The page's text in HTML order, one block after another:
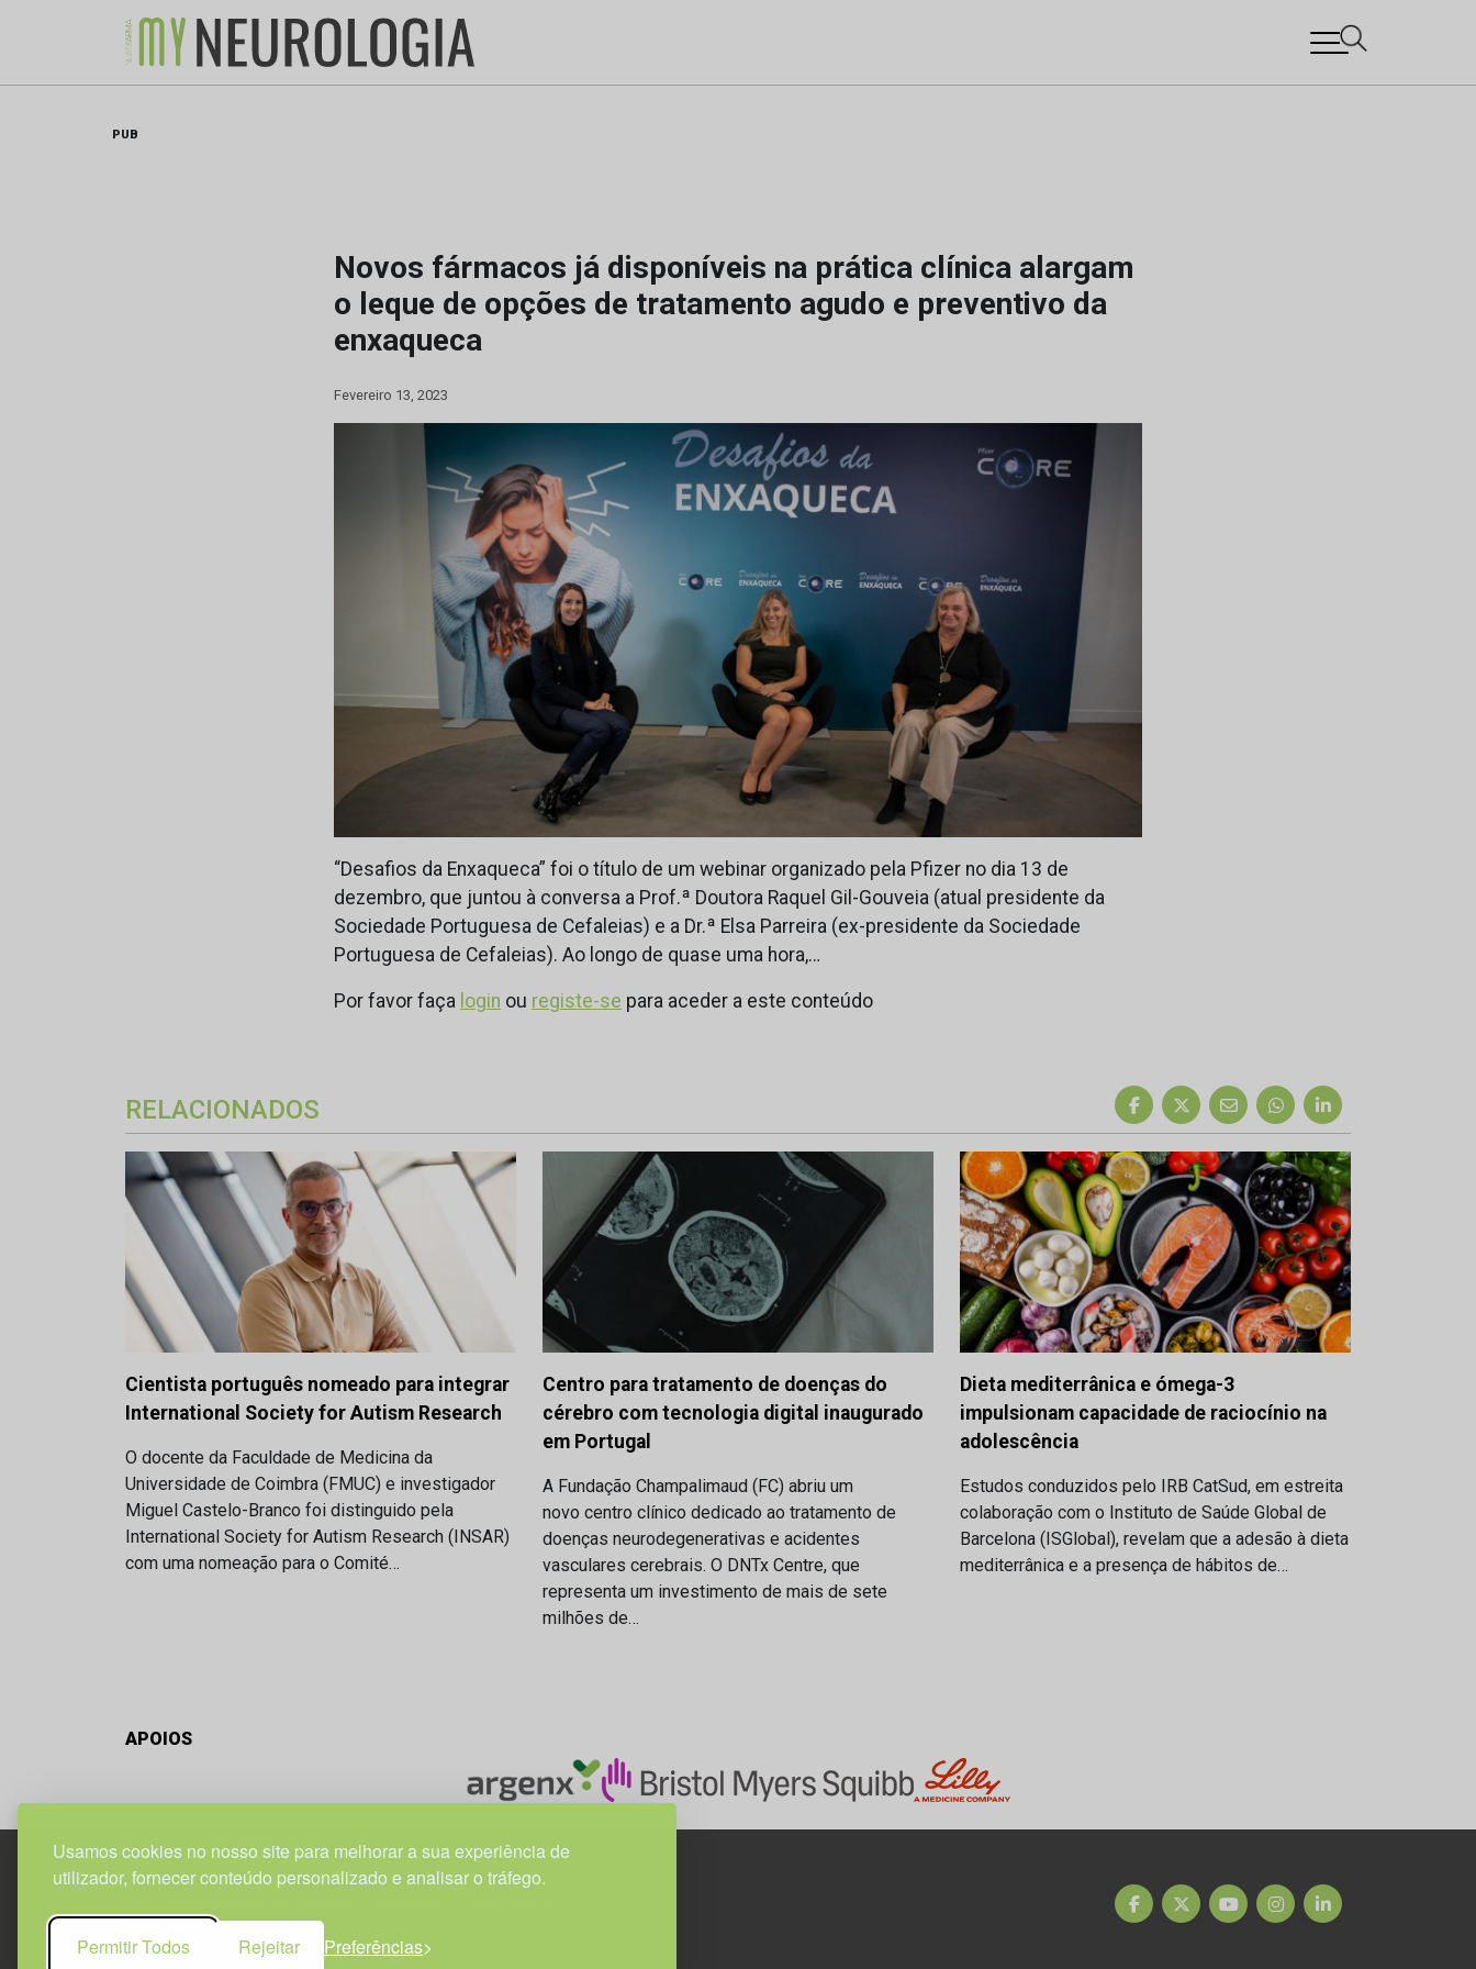
Usamos cookies no nosso site para melhorar a sua experiência de
utilizador, fornecer conteúdo personalizado e analisar o tráfego.
Permitir Todos Rejeitar Preferências
Skip
PUB
Novos fármacos já disponíveis na prática clínica alargam
o leque de opções de tratamento agudo e preventivo da
enxaqueca
Fevereiro 13, 2023
“Desafios da Enxaqueca” foi o título de um webinar organizado pela Pfizer no dia 13 de
dezembro, que juntou à conversa a Prof.ª Doutora Raquel Gil-Gouveia (atual presidente da
Sociedade Portuguesa de Cefaleias) e a Dr.ª Elsa Parreira (ex-presidente da Sociedade
Portuguesa de Cefaleias). Ao longo de quase uma hora,…
Por favor faça login ou registe-se para aceder a este conteúdo
RELACIONADOS
Cientista português nomeado para integrar
International Society for Autism Research
O docente da Faculdade de Medicina da
Universidade de Coimbra (FMUC) e investigador
Miguel Castelo-Branco foi distinguido pela
International Society for Autism Research (INSAR)
com uma nomeação para o Comité…
Centro para tratamento de doenças do
cérebro com tecnologia digital inaugurado
em Portugal
A Fundação Champalimaud (FC) abriu um
novo centro clínico dedicado ao tratamento de
doenças neurodegenerativas e acidentes
vasculares cerebrais. O DNTx Centre, que
representa um investimento de mais de sete
milhões de…
Dieta mediterrânica e ómega-3
impulsionam capacidade de raciocínio na
adolescência
Estudos conduzidos pelo IRB CatSud, em estreita
colaboração com o Instituto de Saúde Global de
Barcelona (ISGlobal), revelam que a adesão à dieta
mediterrânica e a presença de hábitos de…
APOIOS
1800-282 Lisboa | Portugal
21 850 40 65